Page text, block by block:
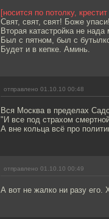
[носится по потолку,
Свят, свят, свят! Боже упаси!
Вторая катастройка не нада
Был с пятном, был с
Будет и в кепке. Аминь.
отправлено 01.10.10 00:48
Вся Москва в пределах
"И все под страхом
А вне кольца всё про
отправлено 01.10.10 00:49
А вот не жалко ни разу его.